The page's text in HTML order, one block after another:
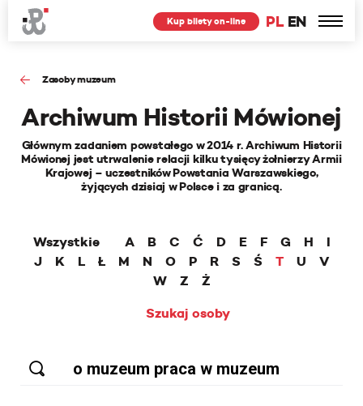
PL EN
Kup bilety on-line
Zasoby muzeum
Archiwum Historii Mówionej
Głównym zadaniem powstałego w 2014 r. Archiwum Historii
Mówionej jest utrwalenie relacji kilku tysięcy żołnierzy Armii
Krajowej – uczestników Powstania Warszawskiego,
żyjących dzisiaj w Polsce i za granicą.
Wszystkie A B C Ć D E F G H
I
J
K L Ł M N O P R S Ś T U
V
W
Z
Ż
Szukaj osoby